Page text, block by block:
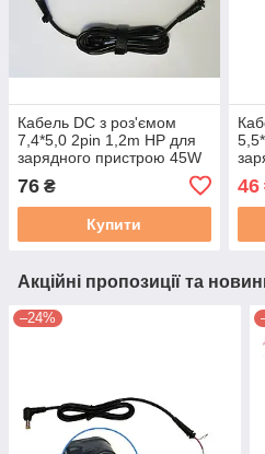
Кабель DC з роз'ємом
7,4*5,0 2pin 1,2m HP для
зарядного пристрою 45W
76 ₴
Купити
46
Акційні пропозиції та
–24%